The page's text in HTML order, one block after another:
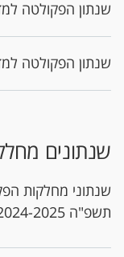
שנתון הפקולטה
שנתון הפקולטה
שנתונים
שנתוני מחלקות
תשפ"ה 2024-2025